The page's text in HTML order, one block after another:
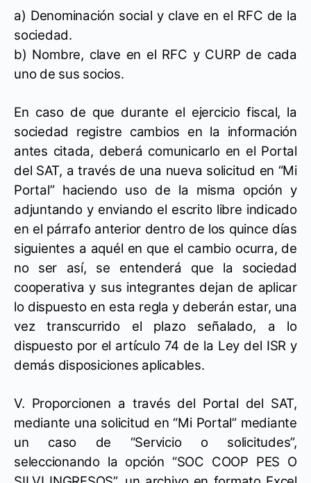
a) Denominación social y clave en el RFC de la
sociedad.
b) Nombre, clave en el RFC y CURP de cada
uno de sus socios.
En caso de que durante el ejercicio fiscal, la
sociedad registre cambios en la información
antes citada, deberá comunicarlo en el Portal
del SAT, a través de una nueva solicitud en “Mi
Portal” haciendo uso de la misma opción y
adjuntando y enviando el escrito libre indicado
en el párrafo anterior dentro de los quince días
siguientes a aquél en que el cambio ocurra, de
no ser así, se entenderá que la sociedad
cooperativa y sus integrantes dejan de aplicar
lo dispuesto en esta regla y deberán estar, una
vez transcurrido el plazo señalado, a lo
dispuesto por el artículo 74 de la Ley del ISR y
demás disposiciones aplicables.
V. Proporcionen a través del Portal del SAT,
mediante una solicitud en “Mi Portal” mediante
un caso de “Servicio o solicitudes”,
seleccionando la opción “SOC COOP PES O